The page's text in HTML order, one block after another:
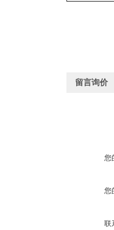
留言询价
您
您
联